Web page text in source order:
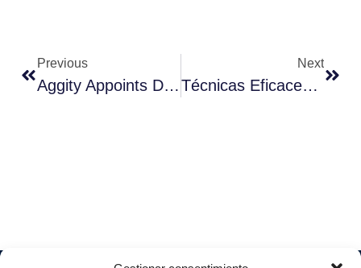
Previous
Aggity Appoints Diego Viudes As New Commercial Director For The Spanish Business
Next
Técnicas Eficaces Para Ahorrar Luz En Una Tienda